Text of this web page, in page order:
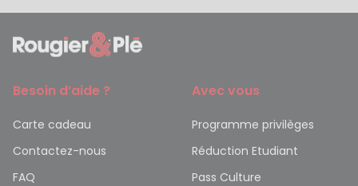
Besoin d’aide ?
Carte cadeau
Contactez-nous
FAQ
Avec vous
Programme privilèges
Réduction Etudiant
Pass Culture